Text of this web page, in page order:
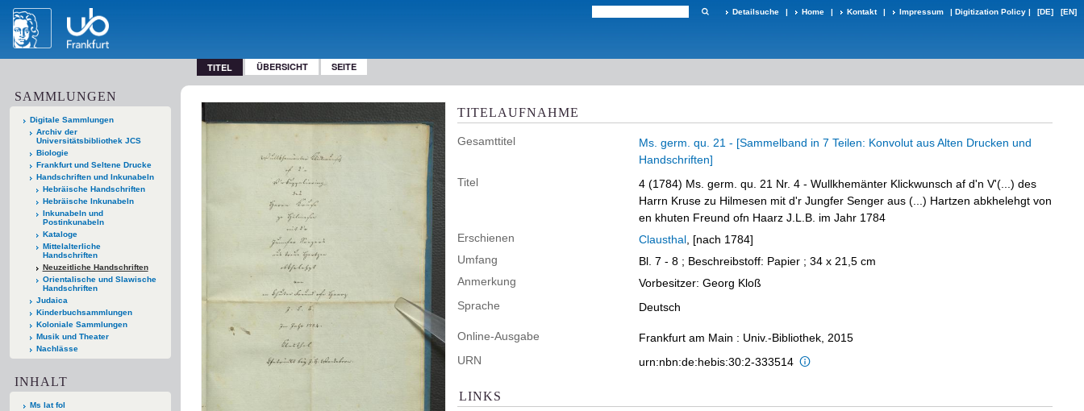
Detailsuche | Home | Kontakt | Impressum | Digitization Policy | [DE] [EN]
TITEL ÜBERSICHT SEITE
SAMMLUNGEN
Digitale Sammlungen
Archiv der
Universitätsbibliothek JCS
Biologie
Frankfurt und Seltene Drucke
Handschriften und Inkunabeln
Hebräische Handschriften
Hebräische Inkunabeln
Inkunabeln und
Postinkunabeln
Kataloge
Mittelalterliche
Handschriften
Neuzeitliche Handschriften
Orientalische und Slawische
Handschriften
Judaica
Kinderbuchsammlungen
Koloniale Sammlungen
Musik und Theater
Nachlässe
INHALT
Ms lat fol
TITELAUFNAHME
Gesamttitel
Ms. germ. qu. 21 - [Sammelband in 7 Teilen: Konvolut aus Alten Drucken und
Handschriften]
Titel
4 (1784) Ms. germ. qu. 21 Nr. 4 - Wullkhemänter Klickwunsch af d'n V'(...) des
Harrn Kruse zu Hilmesen mit d'r Jungfer Senger aus (...) Hartzen abkhelehgt von
en khuten Freund ofn Haarz J.L.B. im Jahr 1784
Erschienen
Clausthal , [nach 1784]
Umfang
Bl. 7 - 8 ; Beschreibstoff: Papier ; 34 x 21,5 cm
Anmerkung
Vorbesitzer: Georg Kloß
Sprache
Deutsch
Online-Ausgabe
Frankfurt am Main : Univ.-Bibliothek, 2015
URN
urn:nbn:de:hebis:30:2-333514
LINKS